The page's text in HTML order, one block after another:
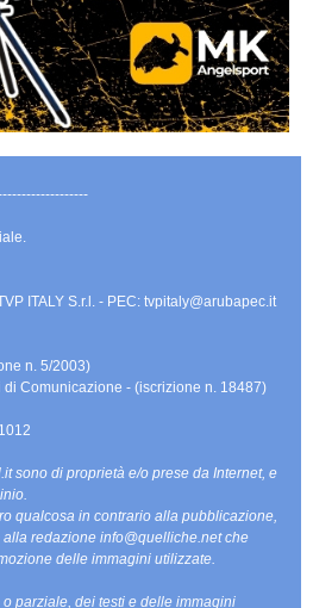
ITALY S.r.l. - PEC: tvpitaly@arubapec.it
n. 5/2003)
Comunicazione - (iscrizione n. 18487)
sono di proprietà e/o prese da Internet, e
qualcosa in contrario alla pubblicazione,
redazione info@quelliche.net che
delle immagini utilizzate.
parziale, dei testi e delle immagini